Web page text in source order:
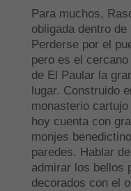
Para muchos,
obligada dentro
Perderse por el
pero es el
de El Paular la
lugar. Construido
monasterio
hoy cuenta con
monjes
paredes. Hablar
admirar los bellos
decorados con el